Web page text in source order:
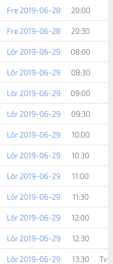
Fre 2019-06-28 20:00
Fre 2019-06-28 20:30
Lör 2019-06-29 08:00
Lör 2019-06-29 08:30
Lör 2019-06-29 09:00
Lör 2019-06-29 09:30
Lör 2019-06-29 10:00
Lör 2019-06-29 10:30
Lör 2019-06-29 11:00
Lör 2019-06-29 11:30
Lör 2019-06-29 12:00
Lör 2019-06-29 12:30
Lör 2019-06-29 13:30